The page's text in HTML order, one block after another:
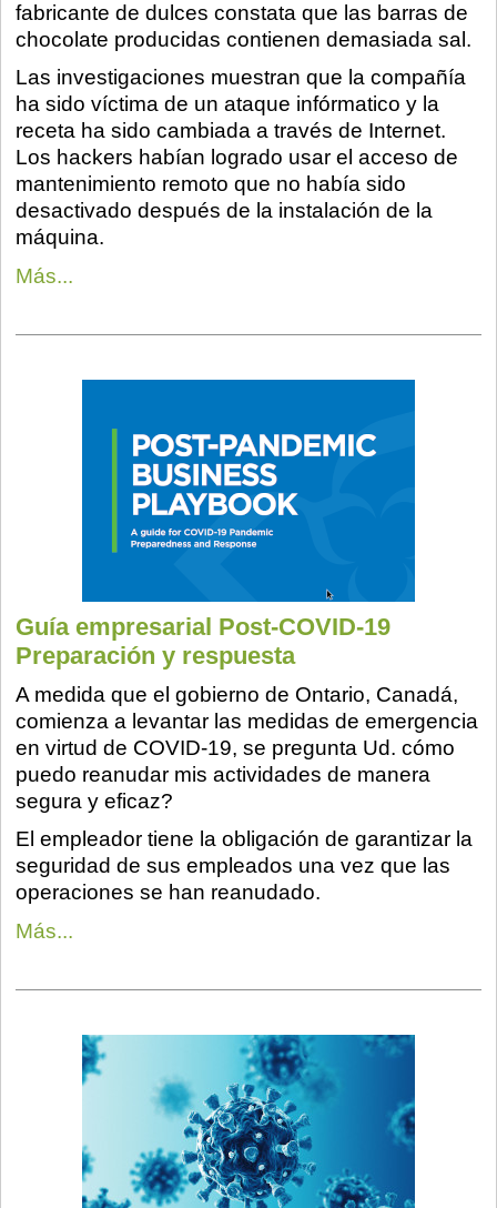
fabricante de dulces constata que las barras de
chocolate producidas contienen demasiada sal.
Las investigaciones muestran que la compañía
ha sido víctima de un ataque infórmatico y la
receta ha sido cambiada a través de Internet.
Los hackers habían logrado usar el acceso de
mantenimiento remoto que no había sido
desactivado después de la instalación de la
máquina.
Más...
Guía empresarial Post-COVID-19
Preparación y respuesta
A medida que el gobierno de Ontario, Canadá,
comienza a levantar las medidas de emergencia
en virtud de COVID-19, se pregunta Ud. cómo
puedo reanudar mis actividades de manera
segura y eficaz?
El empleador tiene la obligación de garantizar la
seguridad de sus empleados una vez que las
operaciones se han reanudado.
Más...